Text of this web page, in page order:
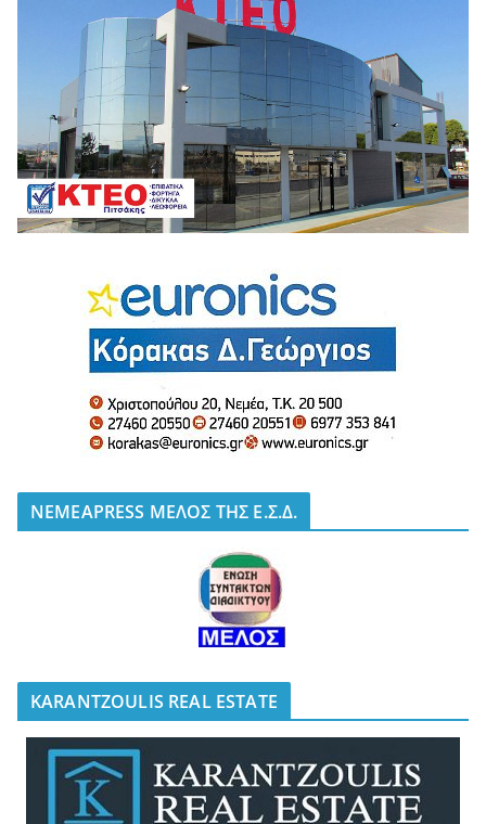
NEMEAPRESS ΜΕΛΟΣ ΤΗΣ Ε.Σ.Δ.
KARANTZOULIS REAL ESTATE